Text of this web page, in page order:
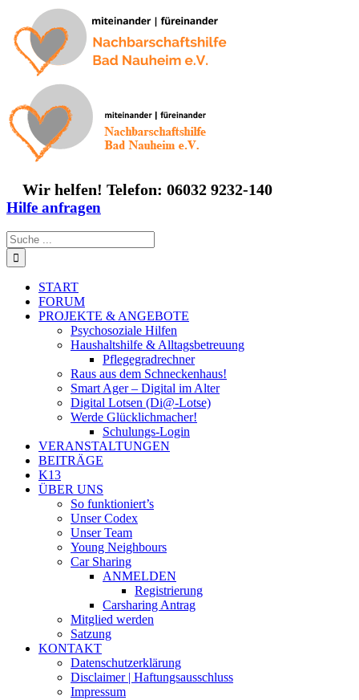
Inhalt
springen
Wir helfen! Telefon: 06032 9232-140
Hilfe anfragen
Suche
nach:
START
FORUM
PROJEKTE & ANGEBOTE
Psychosoziale Hilfen
Haushaltshilfe & Alltagsbetreuung
Pflegegradrechner
Raus aus dem Schneckenhaus!
Smart Ager – Digital im Alter
Digital Lotsen (Di@-Lotse)
Werde Glücklichmacher!
Schulungs-Login
VERANSTALTUNGEN
BEITRÄGE
K13
ÜBER UNS
So funktioniert’s
Unser Codex
Unser Team
Young Neighbours
Car Sharing
ANMELDEN
Registrierung
Carsharing Antrag
Mitglied werden
Satzung
KONTAKT
Datenschutzerklärung
Disclaimer | Haftungsausschluss
Impressum